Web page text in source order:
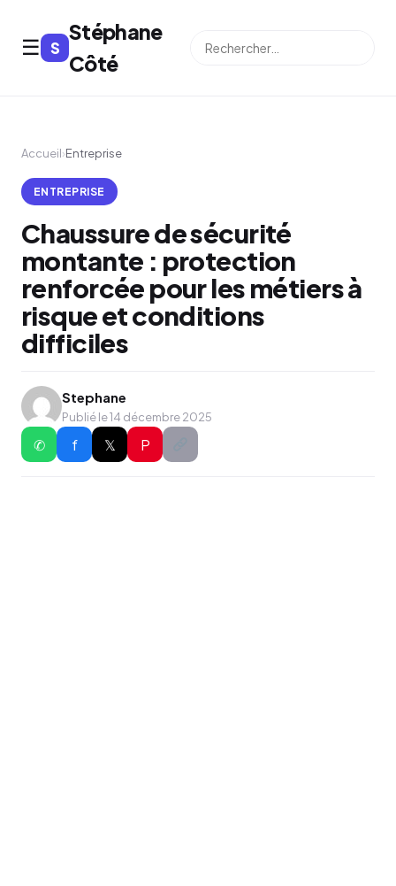
☰ S
Stéphane
Côté
Accueil›Entreprise
ENTREPRISE
Chaussure de sécurité
montante : protection
renforcée pour les métiers à
risque et conditions
difficiles
Stephane
Publié le 14 décembre 2025
✆ f 𝕏 P